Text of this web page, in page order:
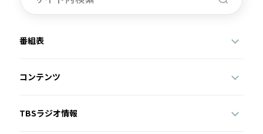
番組表
コンテンツ
TBSラジオ情報